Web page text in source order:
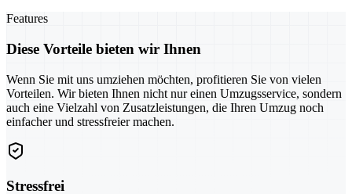
Features
Diese Vorteile bieten wir Ihnen
Wenn Sie mit uns umziehen möchten, profitieren Sie von vielen
Vorteilen. Wir bieten Ihnen nicht nur einen Umzugsservice, sondern
auch eine Vielzahl von Zusatzleistungen, die Ihren Umzug noch
einfacher und stressfreier machen.
Stressfrei